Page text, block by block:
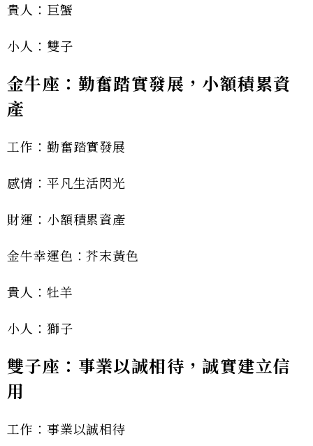
貴人：巨蟹
小人：雙子
金牛座：勤奮踏實發展，小額積累資
產
工作：勤奮踏實發展
感情：平凡生活閃光
財運：小額積累資產
金牛幸運色：芥末黃色
貴人：牡羊
小人：獅子
雙子座：事業以誠相待，誠實建立信
用
工作：事業以誠相待